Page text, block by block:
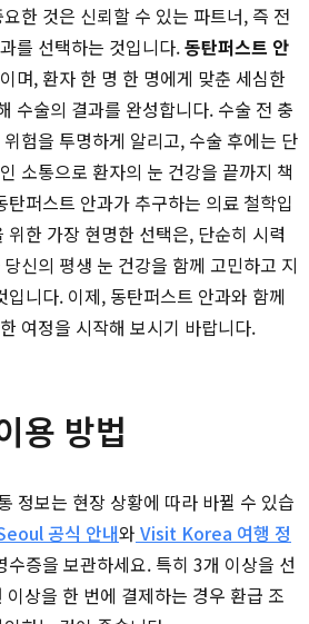
한 것은 신뢰할 수 있는 파트너, 즉 전
를 선택하는 것입니다.동탄퍼스트 안
며, 환자 한 명 한 명에게 맞춘 세심한
수술의 결과를 완성합니다. 수술 전 충
험을 투명하게 알리고, 수술 후에는 단
소통으로 환자의 눈 건강을 끝까지 책
탄퍼스트 안과가 추구하는 의료 철학입
한 가장 현명한 선택은, 단순히 시력
신의 평생 눈 건강을 함께 고민하고 지
니다. 이제, 동탄퍼스트 안과와 함께
여정을 시작해 보시기 바랍니다.
용 방법
정보는 현장 상황에 따라 바뀔 수 있습
공식 안내와 Visit Korea 여행 정
증을 보관하세요. 특히 3개 이상을 선
상을 한 번에 결제하는 경우 환급 조